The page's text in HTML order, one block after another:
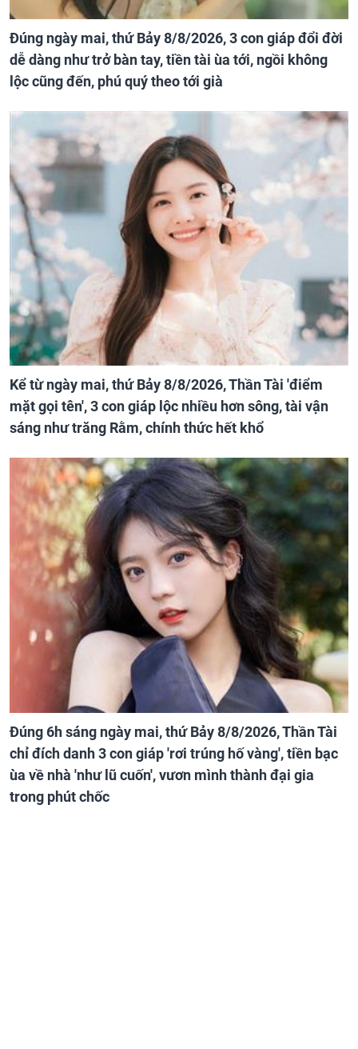
Đúng ngày mai, thứ Bảy 8/8/2026, 3 con giáp đổi đời
dễ dàng như trở bàn tay, tiền tài ùa tới, ngồi không
lộc cũng đến, phú quý theo tới già
Kể từ ngày mai, thứ Bảy 8/8/2026, Thần Tài 'điểm
mặt gọi tên', 3 con giáp lộc nhiều hơn sông, tài vận
sáng như trăng Rằm, chính thức hết khổ
Đúng 6h sáng ngày mai, thứ Bảy 8/8/2026, Thần Tài
chỉ đích danh 3 con giáp 'rơi trúng hố vàng', tiền bạc
ùa về nhà 'như lũ cuốn', vươn mình thành đại gia
trong phút chốc